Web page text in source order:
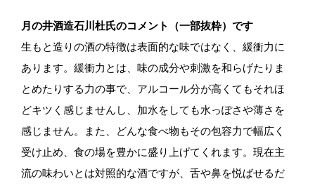
月の井酒造石川杜氏のコメント（一部抜粋）です
生もと造りの酒の特徴は表面的な味ではなく、緩衝力に
あります。緩衝力とは、味の成分や刺激を和らげたりま
とめたりする力の事で、アルコール分が高くてもそれほ
どキツく感じませんし、加水をしても水っぽさや薄さを
感じません。また、どんな食べ物もその包容力で幅広く
受け止め、食の場を豊かに盛り上げてくれます。現在主
流の味わいとは対照的な酒ですが、舌や鼻を悦ばせるだ